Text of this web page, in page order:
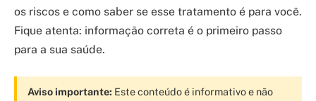
os riscos e como saber se esse tratamento é para você.
Fique atenta: informação correta é o primeiro passo
para a sua saúde.
Aviso importante: Este conteúdo é informativo e não